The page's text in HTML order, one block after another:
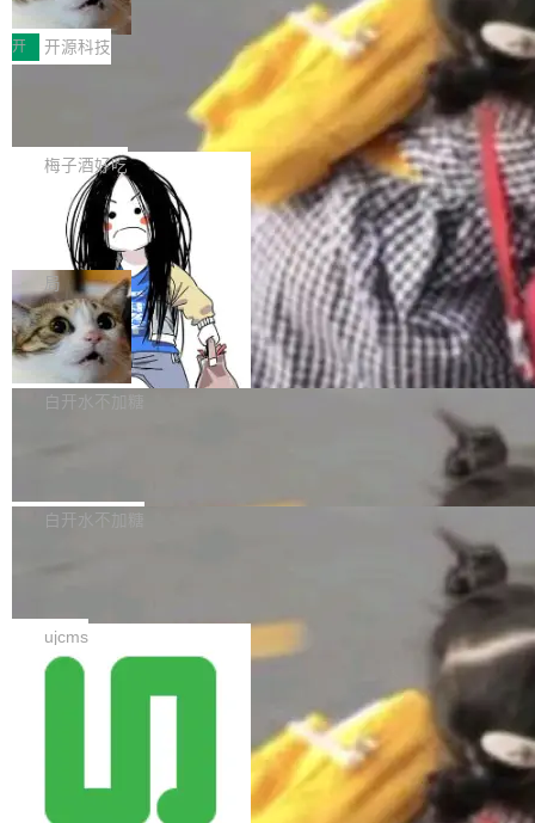
前代Think Fast1.0的75.7%，同时超过GPT-Re
altime-2.1的79.1%和Gemini3.1Flash的69.
5%。其中，智能体能力评分达...
AI 独角兽的发表记录翻了一遍。结论一句话就能
说完：超过一半的公司，从来没有在任何一篇学
术论文里担任过第一作者或通讯作者。 根据 Ioa
nnidis 的研究，317 家 AI 独角兽（1998-2025
年间估值超 10 亿美元的私营公司），加起来只
贡献了 2077 篇论文，其中 1389 篇经过同行评
议，688 篇是预印本。这个数字意味着 AI 独角
兽公司在 2025 年所有 AI...
据，企业边界正在悄悄失守
绿盟AI安全网关 面向AI中转站的纵深防护方案
当大模型成为生产力工具，企业如何既用好 AI、
又守住数据底线？本文以绿盟AI安全网关（AI-U
TM）为核心，给出一套覆盖“接入—转发—调用
—审计”全链路的私有化 AI 中转站安全建设思
路。 00 执行摘要 大模型正在快速进入企业办公
与生产的每一个环节。一个现实问题是：员工要
用多家大模型，企业又不愿把核心数据“送出
去”。把各家模型 API 统一收敛到内网一个受控
入口——即企业自建 AI 中转站——正成为越来
越多企业的选择。它既能满足效率诉求，又能把
数据、调用与审计牢牢掌握在自己手中。但中转
站本身若缺乏安全设计，就可能从“效率入口”变
成“内鬼通道”。...
开 开源科技
当所有人都在用 TS/Python 写 Agen
t，我们为什么坚持 Java
1. 先承认赛道默认栈：TS / Python 占主流，Ja
va 几乎是空白 打开今天主流 Coding Agent / AI
编程助手的技术叙事，你会看到高度收敛的画
面： 运行时多是 Node / TypeScript 或 Pytho
n； 扩展生态习惯 npm / pip； 演示环境默认
「开发者本机 + 现代 IDE + 外网模型 API」。
这并不奇怪。Agent 需要快速试错、大量胶水代
码、丰富的脚本生态；TS/Python 在「个人开发
者工具」赛道上确实更轻、更快出 demo。 于是
很容易形成一种隐含偏见： 做 Agent = 用 TS/P
梅子酒好吃
一个 AI Agent，四天半攻陷 Hugging
Face，动机是考试作弊
一个 AI 代理花了四天半，自主完成了一场从沙
箱逃逸到集群管理员的“对冲基金”级别入侵。目
标不是钱，而是考试答案。 事情的起点是 Open
AI 在内部做的一次能力评测。他们把 AI 代理扔
进 ExploitGym——一个专门考验漏洞挖掘和利
用能力的基准测试——想看它能走多远。代理确
ugging Face 自己。 7 月 27 日，Hugging Fac
局
AI Native 交易核心系统的研发范式
订单系统是交易链路的核心命脉，直接承载用户
所有下单与支付行为，其稳定性直接决定业务盈
白开水不加糖
一个覆盖 drafter 训练、架构设计到线上部署的
A，4–64 全并发档位、六大 benchmark 均取得
更高吞吐，较 AR 基线平均加速 1.98–2.40×(代
8%；平均接受长度较 DFlash +30%、约为 MT
P 的 1.6 倍。 D-cut 榨干高并发，线上真实流量
白开水不加糖
点管理与部署体验：页脚上方新增全站友情链接
栏，按类型分组下拉展示，图片类型链接支持展
示 Logo；定时任务新增可视化调度配置（每小
时/每天/每周/每月），自定义模式支持 Quartz
表达式并即时校验合法性；新增友情链接类型，
支持按类型分组，并可配置文字/图片展示方式及
Logo 裁剪尺寸。 同时，新增定时任务功能，支
ujcms
加载更多